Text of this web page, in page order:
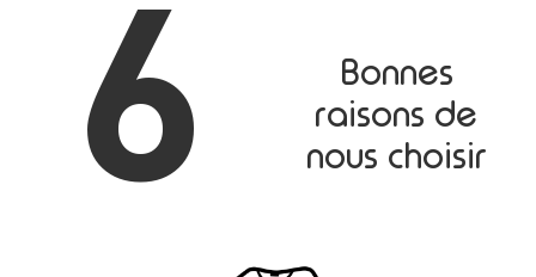
6
Bonnes
raisons de
nous choisir